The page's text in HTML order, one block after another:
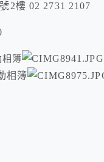
2樓 02 2731 2107